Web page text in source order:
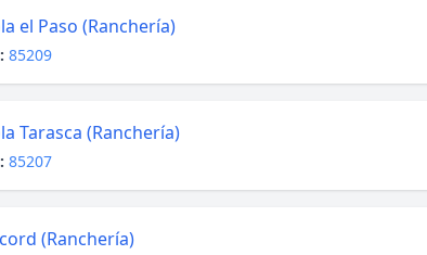
el Paso (Ranchería)
85209
Tarasca (Ranchería)
85207
(Ranchería)